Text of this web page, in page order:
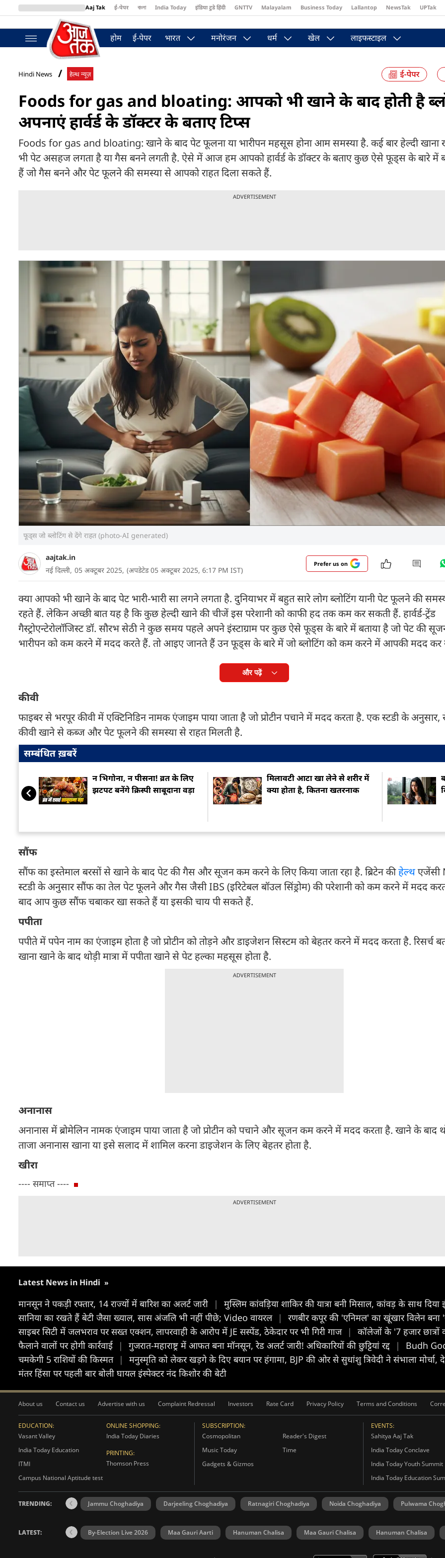
Aaj Tak ई-पेपर বাংলা India Today इंडिया टुडे हिंदी GNTTV Malayalam Business Today Lallantop NewsTak UPTak
BT Bazaar
होम ई-पेपर भारत मनोरंजन धर्म खेल लाइफस्टाइल
Hindi News हेल्थ न्यूज़
Foods for gas and bloating: आपको भी खाने के बाद होती है
अपनाएं हार्वर्ड के डॉक्टर के बताए टिप्स
Foods for gas and bloating: खाने के बाद पेट फूलना या भारीपन महसूस होना आम समस्या है. कई बार हेल्दी खाना
भी पेट असहज लगता है या गैस बनने लगती है. ऐसे में आज हम आपको हार्वर्ड के डॉक्टर के बताए कुछ ऐसे फूड्स के बारे में
हैं जो गैस बनने और पेट फूलने की समस्या से आपको राहत दिला सकते हैं.
ADVERTISEMENT
फूड्स जो ब्लोटिंग से देंगे राहत (photo-AI generated)
aajtak.in
नई दिल्ली, 05 अक्टूबर 2025, (अपडेटेड 05 अक्टूबर 2025, 6:17 PM IST)
Prefer us on
क्या आपको भी खाने के बाद पेट भारी-भारी सा लगने लगता है. दुनियाभर में बहुत सारे लोग ब्लोटिंग यानी पेट फूलने की
रहते हैं. लेकिन अच्छी बात यह है कि कुछ हेल्दी खाने की चीजें इस परेशानी को काफी हद तक कम कर सकती हैं. हार्वर्ड-ट्रेंड
गैस्ट्रोएन्टेरोलॉजिस्ट डॉ. सौरभ सेठी ने कुछ समय पहले अपने इंस्टाग्राम पर कुछ ऐसे फूड्स के बारे में बताया है जो पेट की
भारीपन को कम करने में मदद करते हैं. तो आइए जानते हैं उन फूड्स के बारे में जो ब्लोटिंग को कम करने में आपकी मदद
और पढ़ें
कीवी
फाइबर से भरपूर कीवी में एक्टिनिडिन नामक एंजाइम पाया जाता है जो प्रोटीन पचाने में मदद करता है. एक स्टडी के अनुसार,
कीवी खाने से कब्ज और पेट फूलने की समस्या से राहत मिलती है.
सम्बंधित ख़बरें
न भिगोना, न पीसना! व्रत के लिए
झटपट बनेंगे क्रिस्पी साबूदाना वड़ा
मिलावटी आटा खा लेने से शरीर में
क्या होता है, कितना खतरनाक
सौंफ
सौंफ का इस्तेमाल बरसों से खाने के बाद पेट की गैस और सूजन कम करने के लिए किया जाता रहा है. ब्रिटेन कीहेल्थएजेंसी
स्टडी के अनुसार सौंफ का तेल पेट फूलने और गैस जैसी IBS (इरिटेबल बॉउल सिंड्रोम) की परेशानी को कम करने में मदद
बाद आप कुछ सौंफ चबाकर खा सकते हैं या इसकी चाय पी सकते हैं.
पपीता
पपीते में पपेन नाम का एंजाइम होता है जो प्रोटीन को तोड़ने और डाइजेशन सिस्टम को बेहतर करने में मदद करता है. रिसर्च
खाना खाने के बाद थोड़ी मात्रा में पपीता खाने से पेट हल्का महसूस होता है.
ADVERTISEMENT
अनानास
अनानास में ब्रोमेलिन नामक एंजाइम पाया जाता है जो प्रोटीन को पचाने और सूजन कम करने में मदद करता है. खाने के बाद
ताजा अनानास खाना या इसे सलाद में शामिल करना डाइजेशन के लिए बेहतर होता है.
खीरा
---- समाप्त ----
ADVERTISEMENT
Latest News in Hindi »
मानसून ने पकड़ी रफ्तार, 14 राज्यों में बारिश का अलर्ट जारी | मुस्लिम कांवड़िया शाकिर की यात्रा बनी मिसाल, कांवड़ के साथ
सानिया का रखते हैं बेटी जैसा ख्याल, सास अंजलि भी नहीं पीछे; Video वायरल | रणबीर कपूर की 'एनिमल' का खूंखार विलेन बना
साइबर सिटी में जलभराव पर सख्त एक्शन, लापरवाही के आरोप में JE सस्पेंड, ठेकेदार पर भी गिरी गाज |
कॉलेजों के '7 हजार
फैलाने वालों पर होगी कार्रवाई
| गुजरात-महाराष्ट्र में आफत बना मॉनसून, रेड अलर्ट जारी! अधिकारियों की छुट्टियां रद्द |
Budh
चमकेगी 5 राशियों की किस्मत | मनुस्मृत‍ि को लेकर खड़गे के द‍िए बयान पर हंगामा, BJP की ओर से सुधांशु त्रिवेदी ने संभाला मोर्चा,
मंतर हिंसा पर पहली बार बोली घायल इंस्पेक्टर नंद किशोर की बेटी
About us Contact us Advertise with us Complaint Redressal Investors Rate Card Privacy Policy Terms and Conditions
EDUCATION:
Vasant Valley
India Today Education
ITMI
Campus National Aptitude test
ONLINE SHOPPING:
India Today Diaries
PRINTING:
Thomson Press
SUBSCRIPTION:
Cosmopolitan
Reader's Digest
Music Today
Time
Gadgets & Gizmos
EVENTS:
Sahitya Aaj Tak
India Today Conclave
India Today Youth Summit
India Today Education
TRENDING: Jammu Choghadiya Darjeeling Choghadiya Ratnagiri Choghadiya Noida Choghadiya Pulwama
LATEST: By-Election Live 2026 Maa Gauri Aarti Hanuman Chalisa Maa Gauri Chalisa Hanuman Chalisa